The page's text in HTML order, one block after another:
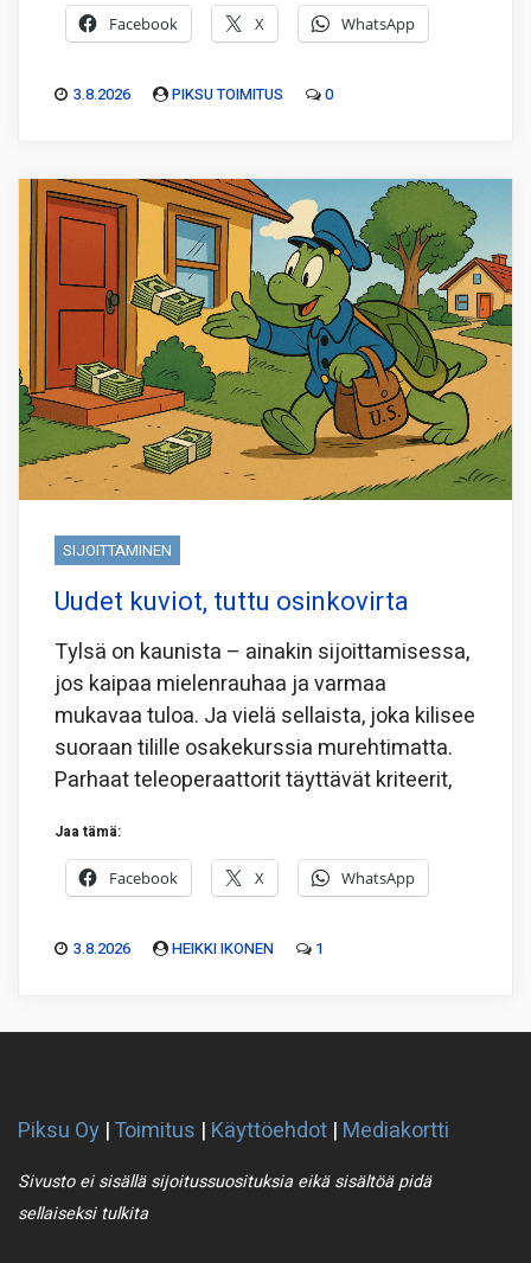
Facebook X WhatsApp
3.8.2026 PIKSU TOIMITUS 0
SIJOITTAMINEN
Uudet kuviot, tuttu osinkovirta
Tylsä on kaunista – ainakin sijoittamisessa,
jos kaipaa mielenrauhaa ja varmaa
mukavaa tuloa. Ja vielä sellaista, joka kilisee
suoraan tilille osakekurssia murehtimatta.
Parhaat teleoperaattorit täyttävät kriteerit,
Jaa tämä:
Facebook X WhatsApp
3.8.2026 HEIKKI IKONEN 1
Piksu Oy |Toimitus | Käyttöehdot | Mediakortti
Sivusto ei sisällä sijoitussuosituksia eikä sisältöä pidä
sellaiseksi tulkita